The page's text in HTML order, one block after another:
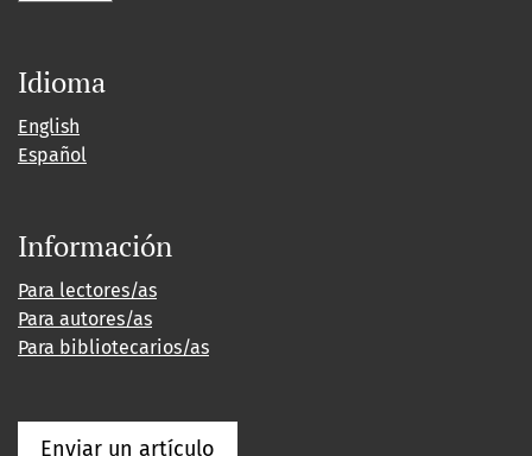
Idioma
English
Español
Información
Para lectores/as
Para autores/as
Para bibliotecarios/as
Enviar un artículo